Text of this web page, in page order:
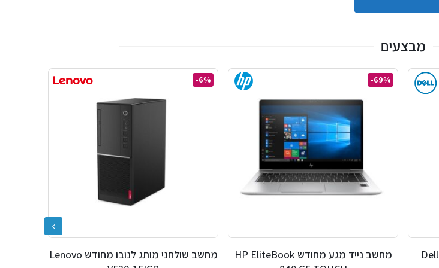
מבצעים
מחשב שולחני מותג דל מחודש Dell
-69%
מחשב נייד מגע מחודש HP EliteBook
-6%
מחשב שולחני מותג לנובו מחודש Lenovo